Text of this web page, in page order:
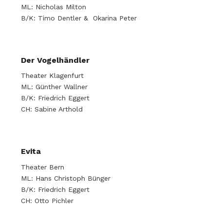
ML: Nicholas Milton
B/K: Timo Dentler & Okarina Peter
Der Vogelhändler
Theater Klagenfurt
ML: Günther Wallner
B/K: Friedrich Eggert
CH: Sabine Arthold
Evita
Theater Bern
ML: Hans Christoph Bünger
B/K: Friedrich Eggert
CH: Otto Pichler